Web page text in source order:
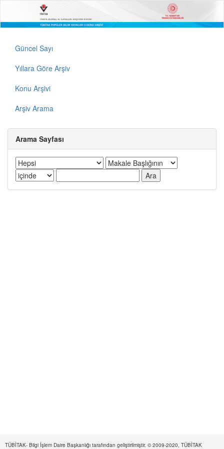
Güncel Sayı
Yıllara Göre Arşiv
Konu Arşivi
Arşiv Arama
Arama Sayfası
TÜBİTAK- Bilgi İşlem Daire Başkanlığı tarafından geliştirilmiştir. © 2009-2020, TÜBİTAK